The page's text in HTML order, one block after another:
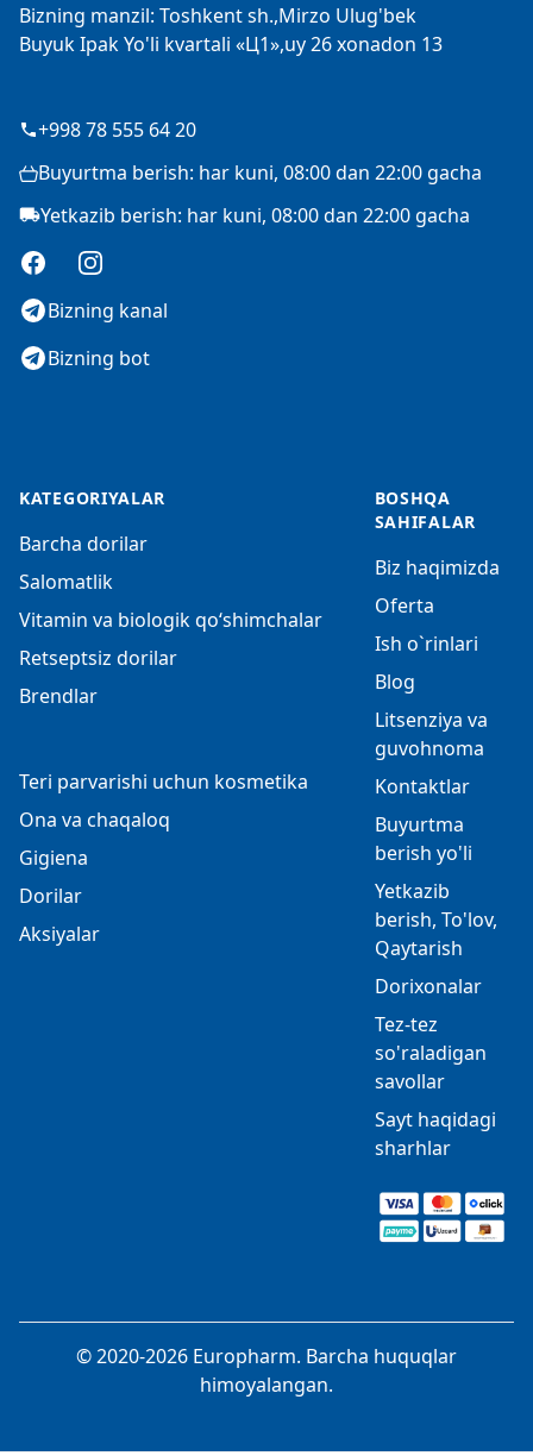
Bizning manzil: Toshkent sh.,Mirzo Ulug'bek
Buyuk Ipak Yo'li kvartali «Ц1»,uy 26 xonadon 13
+998 78 555 64 20
Buyurtma berish: har kuni, 08:00 dan 22:00 gacha
Yetkazib berish: har kuni, 08:00 dan 22:00 gacha
FacebookInstagram
Bizning kanal
Bizning bot
KATEGORIYALAR
Barcha dorilar
Salomatlik
Vitamin va biologik qo‘shimchalar
Retseptsiz dorilar
Brendlar
Teri parvarishi uchun kosmetika
Ona va chaqaloq
Gigiena
Dorilar
Aksiyalar
BOSHQA
SAHIFALAR
Biz haqimizda
Oferta
Ish o`rinlari
Blog
Litsenziya va
guvohnoma
Kontaktlar
Buyurtma
berish yo'li
Yetkazib
berish, To'lov,
Qaytarish
Dorixonalar
Tez-tez
so'raladigan
savollar
Sayt haqidagi
sharhlar
© 2020-2026 Europharm. Barcha huquqlar
himoyalangan.